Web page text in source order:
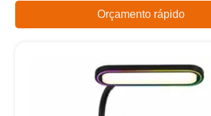
Orçamento rápido